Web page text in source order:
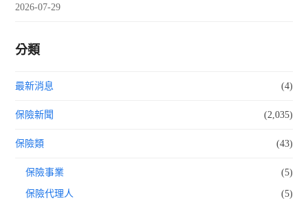
2026-07-29
分類
最新消息 (4)
保險新聞 (2,035)
保險類 (43)
保險事業 (5)
保險代理人 (5)